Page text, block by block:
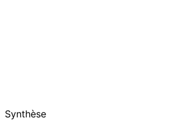
Synthèse